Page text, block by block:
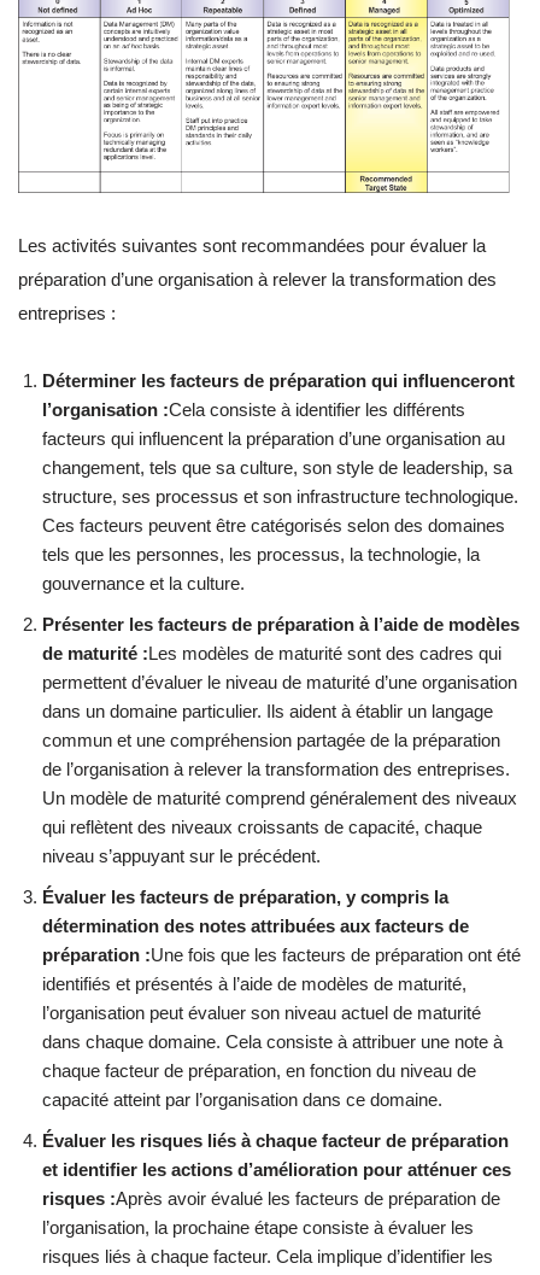
Les activités suivantes sont recommandées pour évaluer la
préparation d’une organisation à relever la transformation des
entreprises :
Déterminer les facteurs de préparation qui influenceront
l’organisation :Cela consiste à identifier les différents
facteurs qui influencent la préparation d’une organisation au
changement, tels que sa culture, son style de leadership, sa
structure, ses processus et son infrastructure technologique.
Ces facteurs peuvent être catégorisés selon des domaines
tels que les personnes, les processus, la technologie, la
gouvernance et la culture.
Présenter les facteurs de préparation à l’aide de modèles
de maturité :Les modèles de maturité sont des cadres qui
permettent d’évaluer le niveau de maturité d’une organisation
dans un domaine particulier. Ils aident à établir un langage
commun et une compréhension partagée de la préparation
de l’organisation à relever la transformation des entreprises.
Un modèle de maturité comprend généralement des niveaux
qui reflètent des niveaux croissants de capacité, chaque
niveau s’appuyant sur le précédent.
Évaluer les facteurs de préparation, y compris la
détermination des notes attribuées aux facteurs de
préparation :Une fois que les facteurs de préparation ont été
identifiés et présentés à l’aide de modèles de maturité,
l’organisation peut évaluer son niveau actuel de maturité
dans chaque domaine. Cela consiste à attribuer une note à
chaque facteur de préparation, en fonction du niveau de
capacité atteint par l’organisation dans ce domaine.
Évaluer les risques liés à chaque facteur de préparation
et identifier les actions d’amélioration pour atténuer ces
risques :Après avoir évalué les facteurs de préparation de
l’organisation, la prochaine étape consiste à évaluer les
risques liés à chaque facteur. Cela implique d’identifier les